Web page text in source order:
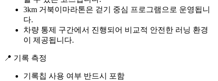
3km 거북이마라톤은 걷기 중심 프로그램으로 운영됩니
다.
차량 통제 구간에서 진행되어 비교적 안전한 러닝 환경
이 제공됩니다.
📍 기록 측정
기록칩 사용 여부 반드시 포함